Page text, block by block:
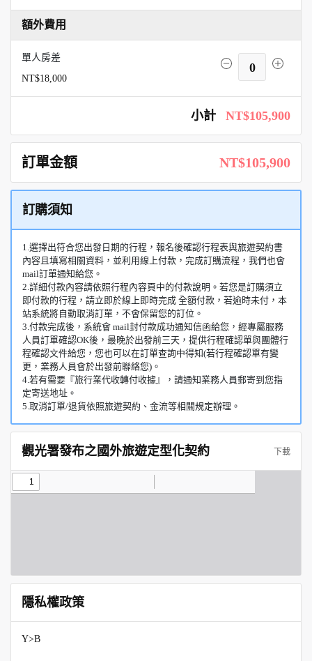
額外費用
單人房差
NT$18,000
0
小計 NT$105,900
訂單金額 NT$105,900
訂購須知
1.選擇出符合您出發日期的行程，報名後確認行程表與旅遊契約書
內容且填寫相關資料，並利用線上付款，完成訂購流程，我們也會
mail訂單通知給您。
2.詳細付款內容請依照行程內容頁中的付款說明。若您是訂購須立
即付款的行程，請立即於線上即時完成 全額付款，若逾時未付，本
站系統將自動取消訂單，不會保留您的訂位。
3.付款完成後，系統會 mail封付款成功通知信函給您，經專屬服務
人員訂單確認OK後，最晚於出發前三天，提供行程確認單與團體行
程確認文件給您，您也可以在訂單查詢中得知(若行程確認單有變
更，業務人員會於出發前聯絡您)。
4.若有需要『旅行業代收轉付收據』，請通知業務人員郵寄到您指
定寄送地址。
5.取消訂單/退貨依照旅遊契約、金流等相關規定辦理。
觀光署發布之國外旅遊定型化契約 下載
隱私權政策
Y>B